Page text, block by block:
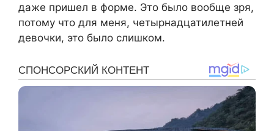
даже пришел в форме. Это было вообще зря,
потому что для меня, четырнадцатилетней
девочки, это было слишком.